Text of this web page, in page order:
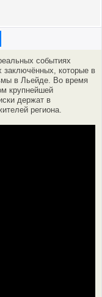
событиях
заключённых, которые в
в Льейде. Во время
крупнейшей
держат в
региона.